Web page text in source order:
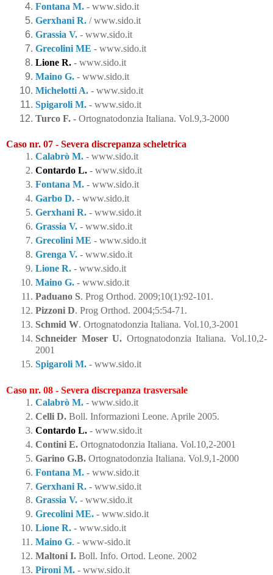
Fontana M. - www.sido.it
Gerxhani R. / www.sido.it
Grassia V. - www.sido.it
Grecolini ME - www.sido.it
Lione R. - www.sido.it
Maino G. - www.sido.it
Michelotti A. - www.sido.it
Spigaroli M. - www.sido.it
Turco F. - Ortognatodonzia Italiana. Vol.9,3-2000
Caso nr. 07 - Severa discrepanza scheletrica
Calabrò M. - www.sido.it
Contardo L. - www.sido.it
Fontana M. - www.sido.it
Garbo D. - www.sido.it
Gerxhani R. - www.sido.it
Grassia V. - www.sido.it
Grecolini ME - www.sido.it
Grenga V. - www.sido.it
Lione R. - www.sido.it
Maino G. - www.sido.it
Paduano S. Prog Orthod. 2009;10(1):92-101 .
Pizzoni D. Prog Orthod. 2004;5:54-71 .
Schmid W. Ortognatodonzia Italiana. Vol.10,3-2001
Schneider Moser U. Ortognatodonzia Italiana. Vol.10,2-
2001
Spigaroli M. - www.sido.it
Caso nr. 08 - Severa discrepanza trasversale
Calabrò M. - www.sido.it
Celli D. Boll. Informazioni Leone. Aprile 2005.
Contardo L. - www.sido.it
Contini E. Ortognatodonzia Italiana. Vol.10,2-2001
Garino G.B. Ortognatodonzia Italiana. Vol.9,1-2000
Fontana M. - www.sido.it
Gerxhani R. - www.sido.it
Grassia V. - www.sido.it
Grecolini ME. - www.sido.it
Lione R. - www.sido.it
Maino G. - www-sido.it
Maltoni I. Boll. Info. Ortod. Leone. 2002
Pironi M. - www.sido.it